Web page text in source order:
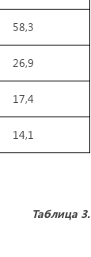
58,3
26,9
17,4
14,1
Таблица 3.